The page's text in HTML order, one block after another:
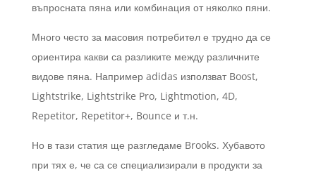
въпросната пяна или комбинация от няколко пяни.
Много често за масовия потребител е трудно да се
ориентира какви са разликите между различните
видове пяна. Например adidas използват Boost,
Lightstrike, Lightstrike Pro, Lightmotion, 4D,
Repetitor, Repetitor+, Bounce и т.н.
Но в тази статия ще разгледаме Brooks. Хубавото
при тях е, че са се специализирали в продукти за